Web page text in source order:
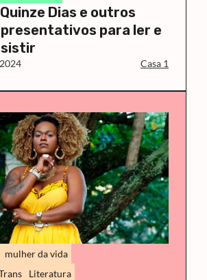
Dias e outros
para ler e
Casa 1
mulher da vida
Literatura